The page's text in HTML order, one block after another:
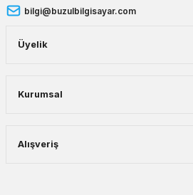
bilgi@buzulbilgisayar.com
Üyelik
Kurumsal
Alışveriş